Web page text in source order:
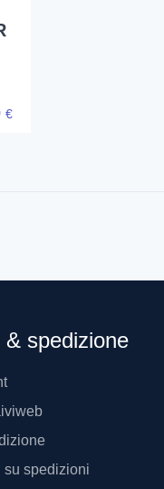
€
spedizione
su spedizioni